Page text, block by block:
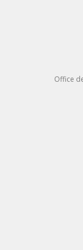
Office